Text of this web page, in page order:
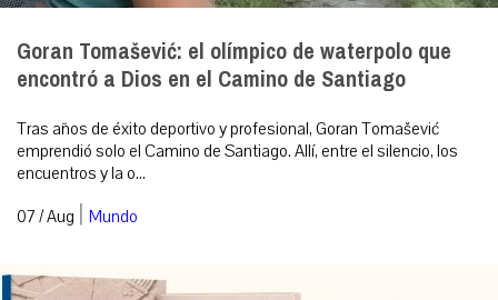
Goran Tomašević: el olímpico de waterpolo que
encontró a Dios en el Camino de Santiago
Tras años de éxito deportivo y profesional, Goran Tomašević
emprendió solo el Camino de Santiago. Allí, entre el silencio, los
encuentros y la o...
07 / Aug | Mundo